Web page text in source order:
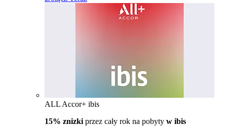
ALL Accor+ ibis
15% znizki przez cały rok na pobyty w ibis